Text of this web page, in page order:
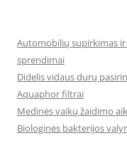
Automobilių supirkimas ir
sprendimai
Didelis vidaus durų
Aquaphor filtrai
Medinės vaikų žaidimo
Biologinės bakterijos